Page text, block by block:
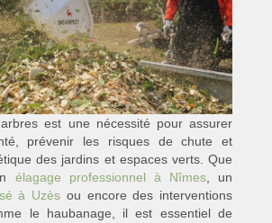
arbres est une nécessité pour assurer
prévenir les risques de chute et
des jardins et espaces verts. Que
élagage professionnel à Nîmes, un
à Uzès ou encore des interventions
le haubanage, il est essentiel de